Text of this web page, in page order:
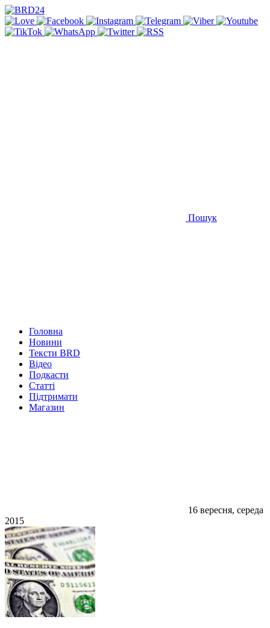
Пошук
Головна
Новини
Тексти BRD
Відео
Подкасти
Статті
Підтримати
Магазин
16 вересня, середа
2015